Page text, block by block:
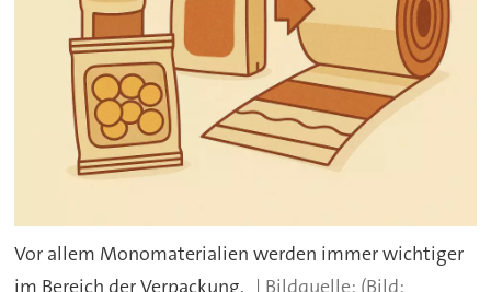
Vor allem Monomaterialien werden immer wichtiger
im Bereich der Verpackung.
(Bild: